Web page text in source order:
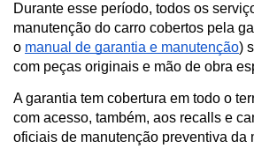
Durante esse período, todos os
manutenção do carro cobertos pela
o manual de garantia e manutenção)
com peças originais e mão de obra
A garantia tem cobertura em todo o
com acesso, também, aos recalls e
oficiais de manutenção preventiva da